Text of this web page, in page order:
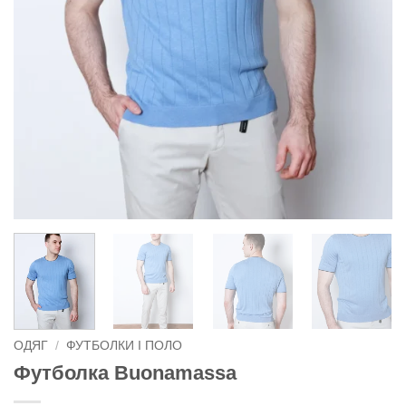
ОДЯГ / ФУТБОЛКИ І ПОЛО
Футболка Buonamassa